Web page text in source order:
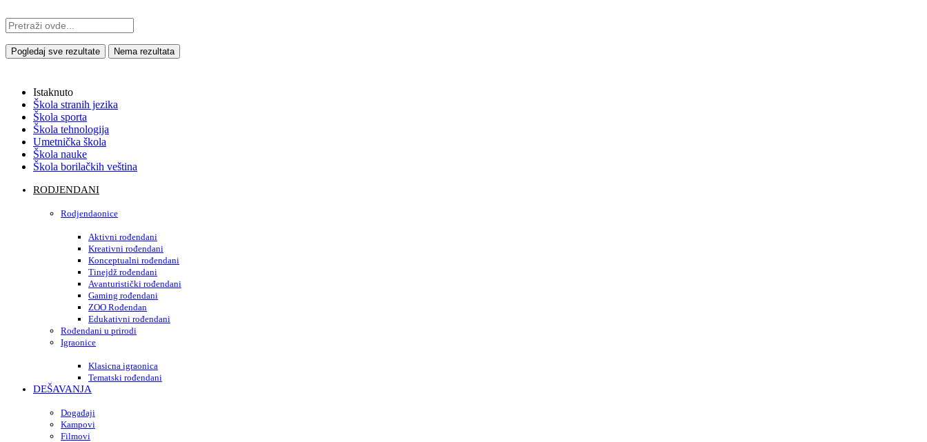
Pogledaj sve rezultate Nema rezultata
Istaknuto
Škola stranih jezika
Škola sporta
Škola tehnologija
Umetnička škola
Škola nauke
Škola borilačkih veština
RODJENDANI
Rodjendaonice
Aktivni rođendani
Kreativni rođendani
Konceptualni rođendani
Tinejdž rođendani
Avanturistički rođendani
Gaming rođendani
ZOO Rođendan
Edukativni rođendani
Rođendani u prirodi
Igraonice
Klasicna igraonica
Tematski rođendani
DEŠAVANJA
Događaji
Kampovi
Filmovi